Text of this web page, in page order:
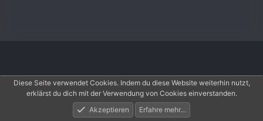
Aktuelles Anmelden Registrieren
Diese Seite verwendet Cookies. Indem du diese Website weiterhin nutzt,
erklärst du dich mit der Verwendung von Cookies einverstanden.
Akzeptieren
Erfahre mehr…